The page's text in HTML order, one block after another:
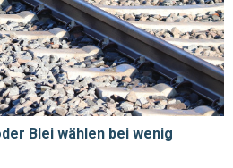
Blei wählen bei wenig